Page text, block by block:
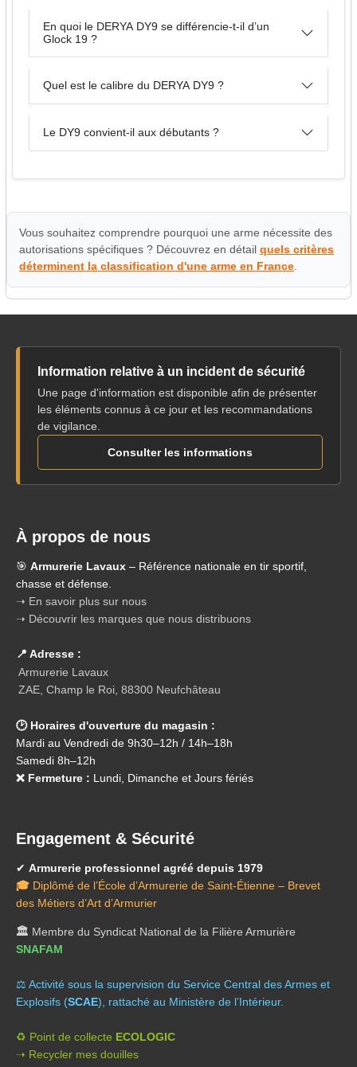
En quoi le DERYA DY9 se différencie-t-il d’un
Glock 19 ?
Quel est le calibre du DERYA DY9 ?
Le DY9 convient-il aux débutants ?
Vous souhaitez comprendre pourquoi une arme nécessite des
autorisations spécifiques ? Découvrez en détailquels critères
déterminent la classification d'une arme en France
Information relative à un incident de sécurité
Une page d'information est disponible afin de présenter
les éléments connus à ce jour et les recommandations
de vigilance.
Consulter les informations
À propos de nous
🎯 Armurerie Lavaux – Référence nationale en tir sportif,
chasse et défense.
➝ En savoir plus sur nous
➝ Découvrir les marques que nous distribuons
📍 Adresse :
Armurerie Lavaux
ZAE, Champ le Roi, 88300 Neufchâteau
🕑 Horaires d'ouverture du magasin :
Mardi au Vendredi de 9h30–12h / 14h–18h
Samedi 8h–12h
❌ Fermeture : Lundi, Dimanche et Jours fériés
Engagement & Sécurité
✔ Armurerie professionnel agréé depuis 1979
🎓 Diplômé de l’École d’Armurerie de Saint-Étienne – Brevet
des Métiers d’Art d’Armurier
🏛️ Membre du Syndicat National de la Filière Armurière
SNAFAM
⚖️ Activité sous la supervision du Service Central des Armes et
Explosifs (SCAE), rattaché au Ministère de l’Intérieur.
♻️ Point de collecte ECOLOGIC
➝ Recycler mes douilles